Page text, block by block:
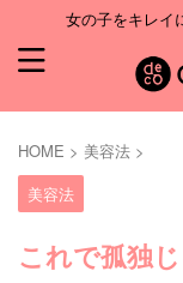
女の子をキレイ
HOME > 美容法 >
美容法
これで孤独